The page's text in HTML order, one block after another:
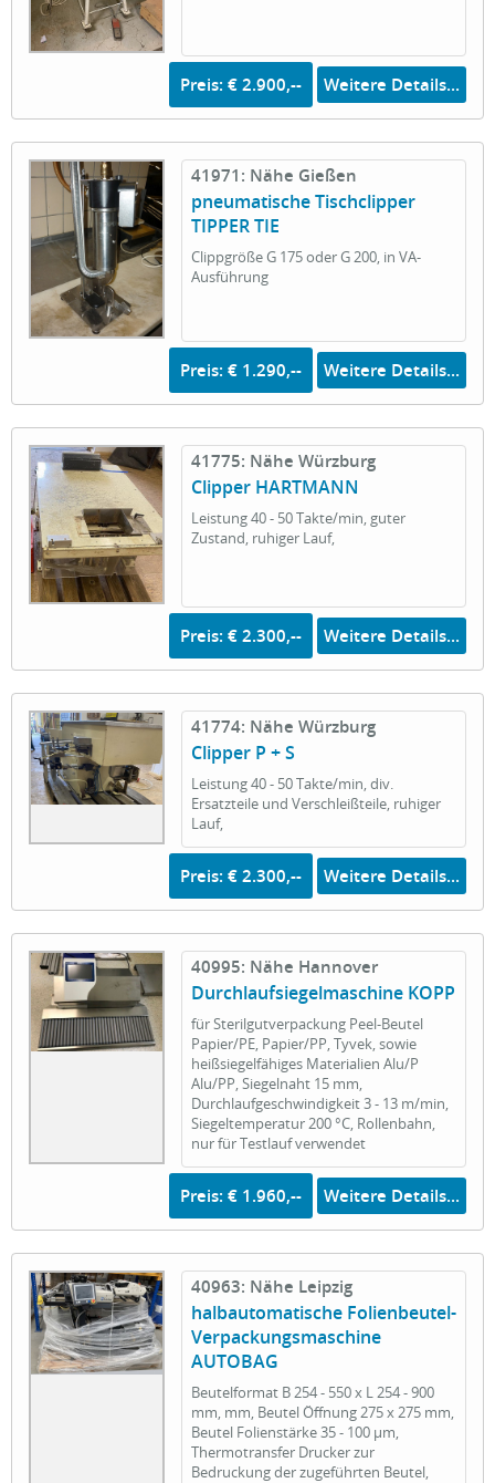
Preis: € 2.900,-- Weitere Details...
41971: Nähe Gießen
pneumatische Tischclipper
TIPPER TIE
Clippgröße G 175 oder G 200, in VA-
Ausführung
Preis: € 1.290,-- Weitere Details...
41775: Nähe Würzburg
Clipper HARTMANN
Leistung 40 - 50 Takte/min, guter
Zustand, ruhiger Lauf,
Preis: € 2.300,-- Weitere Details...
41774: Nähe Würzburg
Clipper P + S
Leistung 40 - 50 Takte/min, div.
Ersatzteile und Verschleißteile, ruhiger
Lauf,
Preis: € 2.300,-- Weitere Details...
40995: Nähe Hannover
Durchlaufsiegelmaschine KOPP
für Sterilgutverpackung Peel-Beutel
Papier/PE, Papier/PP, Tyvek, sowie
heißsiegelfähiges Materialien Alu/P
Alu/PP, Siegelnaht 15 mm,
Durchlaufgeschwindigkeit 3 - 13 m/min,
Siegeltemperatur 200 °C, Rollenbahn,
nur für Testlauf verwendet
Preis: € 1.960,-- Weitere Details...
40963: Nähe Leipzig
halbautomatische Folienbeutel-
Verpackungsmaschine
AUTOBAG
Beutelformat B 254 - 550 x L 254 - 900
mm, mm, Beutel Öffnung 275 x 275 mm,
Beutel Folienstärke 35 - 100 µm,
Thermotransfer Drucker zur
Bedruckung der zugeführten Beutel,